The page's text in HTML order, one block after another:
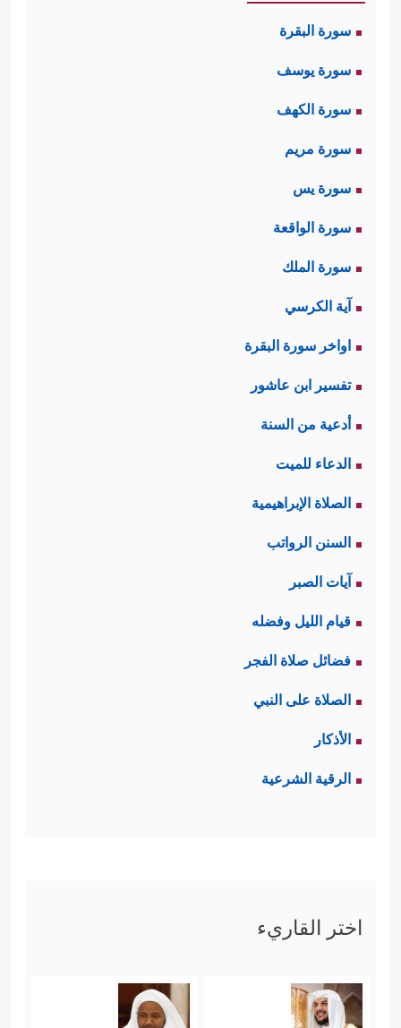
سورة البقرة
سورة يوسف
سورة الكهف
سورة مريم
سورة يس
سورة الواقعة
سورة الملك
آية الكرسي
اواخر سورة البقرة
تفسير ابن عاشور
أدعية من السنة
الدعاء للميت
الصلاة الإبراهيمية
السنن الرواتب
آيات الصبر
قيام الليل وفضله
فضائل صلاة الفجر
الصلاة على النبي
الأذكار
الرقية الشرعية
اختر القاريء